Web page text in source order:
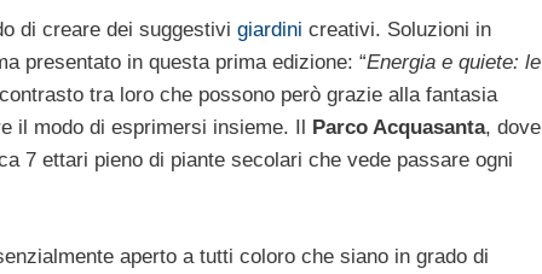
di creare dei suggestivi giardini creativi. Soluzioni in
presentato in questa prima edizione: “Energia e quiete: le
tra loro che possono però grazie alla fantasia
il modo di esprimersi insieme. Il Parco Acquasanta, dove
7 ettari pieno di piante secolari che vede passare ogni
aperto a tutti coloro che siano in grado di